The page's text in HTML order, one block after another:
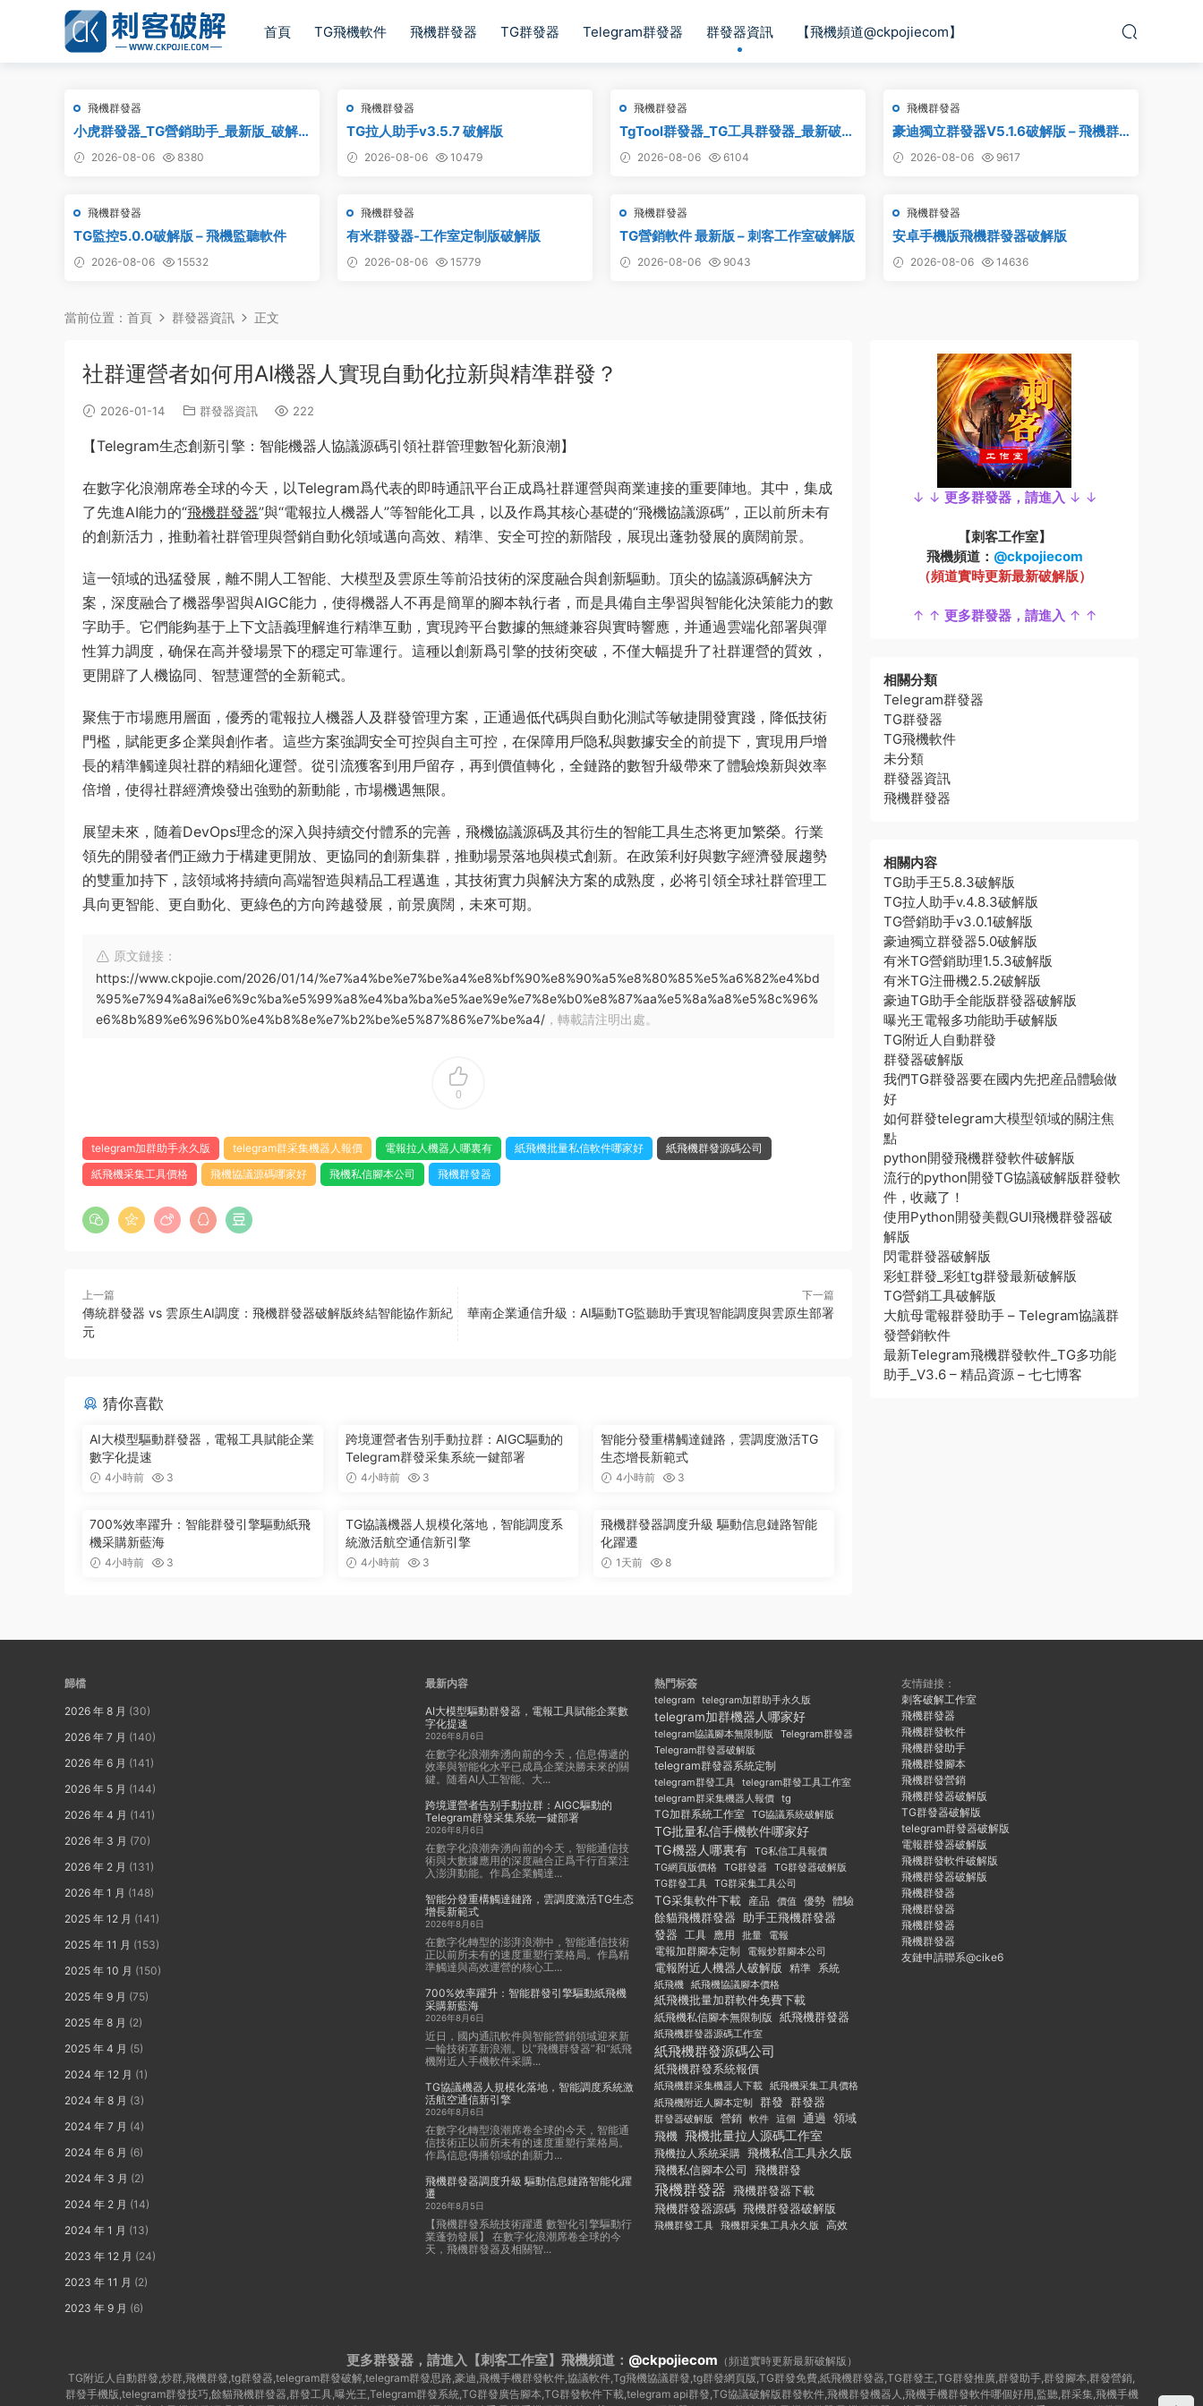
首頁 TG飛機軟件 飛機群發器 TG群發器 Telegram群發器 群發器資訊 【飛機頻道@ckpojiecom】
飛機群發器
小虎群發器_TG營銷助手_最新版_破解
版_永久版
2026-08-06 8380
飛機群發器
TG拉人助手v3.5.7 破解版
2026-08-06 10479
飛機群發器
TgTool群發器_TG工具群發器_最新破解
版
2026-08-06 6104
飛機群發器
豪迪獨立群發器V5.1.6破解版 – 飛機群
發器,TG群發器,群發器破解版,群發軟件,
群發工具,群發協議,Telegram群發器,電
2026-08-06 9617
飛機群發器
TG監控5.0.0破解版 – 飛機監聽軟件
2026-08-06 15532
飛機群發器
有米群發器-工作室定制版破解版
2026-08-06 15779
飛機群發器
TG營銷軟件 最新版 – 刺客工作室破解版
2026-08-06 9043
飛機群發器
安卓手機版飛機群發器破解版
2026-08-06 14636
當前位置： 首頁 群發器資訊 正文
社群運營者如何用AI機器人實現自動化拉新與精準群發？
2026-01-14 群發器資訊 222
【Telegram生态創新引擎：智能機器人協議源碼引領社群管理數智化新浪潮】
在數字化浪潮席卷全球的今天，以Telegram爲代表的即時通訊平台正成爲社群運營與商業連接的重要陣地。其中，集成
了先進AI能力的“飛機群發器”與“電報拉人機器人”等智能化工具，以及作爲其核心基礎的“飛機協議源碼”，正以前所未有
的創新活力，推動着社群管理與營銷自動化領域邁向高效、精準、安全可控的新階段，展現出蓬勃發展的廣闊前景。
這一領域的迅猛發展，離不開人工智能、大模型及雲原生等前沿技術的深度融合與創新驅動。頂尖的協議源碼解決方
案，深度融合了機器學習與AIGC能力，使得機器人不再是簡單的腳本執行者，而是具備自主學習與智能化決策能力的數
字助手。它們能夠基于上下文語義理解進行精準互動，實現跨平台數據的無縫兼容與實時響應，并通過雲端化部署與彈
性算力調度，确保在高并發場景下的穩定可靠運行。這種以創新爲引擎的技術突破，不僅大幅提升了社群運營的質效，
更開辟了人機協同、智慧運營的全新範式。
聚焦于市場應用層面，優秀的電報拉人機器人及群發管理方案，正通過低代碼與自動化測試等敏捷開發實踐，降低技術
門檻，賦能更多企業與創作者。這些方案強調安全可控與自主可控，在保障用戶隐私與數據安全的前提下，實現用戶增
長的精準觸達與社群的精細化運營。從引流獲客到用戶留存，再到價值轉化，全鏈路的數智升級帶來了體驗煥新與效率
倍增，使得社群經濟煥發出強勁的新動能，市場機遇無限。
展望未來，随着DevOps理念的深入與持續交付體系的完善，飛機協議源碼及其衍生的智能工具生态将更加繁榮。行業
領先的開發者們正緻力于構建更開放、更協同的創新集群，推動場景落地與模式創新。在政策利好與數字經濟發展趨勢
的雙重加持下，該領域将持續向高端智造與精品工程邁進，其技術實力與解決方案的成熟度，必将引領全球社群管理工
具向更智能、更自動化、更綠色的方向跨越發展，前景廣闊，未來可期。
原文鏈接：
https://www.ckpojie.com/2026/01/14/%e7%a4%be%e7%be%a4%e8%bf%90%e8%90%a5%e8%80%85%e5%a6%82%e4%bd
%95%e7%94%a8ai%e6%9c%ba%e5%99%a8%e4%ba%ba%e5%ae%9e%e7%8e%b0%e8%87%aa%e5%8a%a8%e5%8c%96%
e6%8b%89%e6%96%b0%e4%b8%8e%e7%b2%be%e5%87%86%e7%be%a4/ ，轉載請注明出處。
0
telegram加群助手永久版 telegram群采集機器人報價 電報拉人機器人哪裏有 紙飛機批量私信軟件哪家好
紙飛機群發源碼公司
紙飛機采集工具價格
飛機協議源碼哪家好 飛機私信腳本公司 飛機群發器
上一篇
傳統群發器 vs 雲原生AI調度：飛機群發器破解版終結智能協作新紀
元
下一篇
華南企業通信升級：AI驅動TG監聽助手實現智能調度與雲原生部署
猜你喜歡
AI大模型驅動群發器，電報工具賦能企業
數字化提速
4小時前 3
跨境運營者告别手動拉群：AIGC驅動的
Telegram群發采集系統一鍵部署
4小時前 3
智能分發重構觸達鏈路，雲調度激活TG
生态增長新範式
4小時前 3
700%效率躍升：智能群發引擎驅動紙飛
機采購新藍海
4小時前 3
TG協議機器人規模化落地，智能調度系
統激活航空通信新引擎
4小時前 3
飛機群發器調度升級 驅動信息鏈路智能
化躍遷
1天前 8
↓ ↓ 更多群發器，請進入 ↓ ↓
【刺客工作室】
飛機頻道： @ckpojiecom
（頻道實時更新最新破解版）
↑ ↑ 更多群發器，請進入 ↑ ↑
相關分類
Telegram群發器
TG群發器
TG飛機軟件
未分類
群發器資訊
飛機群發器
相關内容
TG助手王5.8.3破解版
TG拉人助手v.4.8.3破解版
TG營銷助手v3.0.1破解版
豪迪獨立群發器5.0破解版
有米TG營銷助理1.5.3破解版
有米TG注冊機2.5.2破解版
豪迪TG助手全能版群發器破解版
曝光王電報多功能助手破解版
TG附近人自動群發
群發器破解版
我們TG群發器要在國内先把産品體驗做
好
如何群發telegram大模型領域的關注焦
點
python開發飛機群發軟件破解版
流行的python開發TG協議破解版群發軟
件，收藏了！
使用Python開發美觀GUI飛機群發器破
解版
閃電群發器破解版
彩虹群發_彩虹tg群發最新破解版
TG營銷工具破解版
大航母電報群發助手 – Telegram協議群
發營銷軟件
最新Telegram飛機群發軟件_TG多功能
助手_V3.6 – 精品資源 – 七七博客
歸檔
2026 年 8 月 (30)
2026 年 7 月 (140)
2026 年 6 月 (141)
2026 年 5 月 (144)
2026 年 4 月 (141)
2026 年 3 月 (70)
2026 年 2 月 (131)
2026 年 1 月 (148)
2025 年 12 月 (141)
2025 年 11 月 (153)
2025 年 10 月 (150)
2025 年 9 月 (75)
2025 年 8 月 (2)
2025 年 4 月 (5)
2024 年 12 月 (1)
2024 年 8 月 (3)
2024 年 7 月 (4)
2024 年 6 月 (6)
2024 年 3 月 (2)
2024 年 2 月 (14)
2024 年 1 月 (13)
2023 年 12 月 (24)
2023 年 11 月 (2)
2023 年 9 月 (6)
最新内容
AI大模型驅動群發器，電報工具賦能企業數
字化提速
2026年8月6日
在數字化浪潮奔湧向前的今天，信息傳遞的
效率與智能化水平已成爲企業決勝未來的關
鍵。随着AI人工智能、大...
跨境運營者告别手動拉群：AIGC驅動的
Telegram群發采集系統一鍵部署
2026年8月6日
在數字化浪潮奔湧向前的今天，智能通信技
術與大數據應用的深度融合正爲千行百業注
入澎湃動能。作爲企業觸達...
智能分發重構觸達鏈路，雲調度激活TG生态
增長新範式
2026年8月6日
在數字化轉型的澎湃浪潮中，智能通信技術
正以前所未有的速度重塑行業格局。作爲精
準觸達與高效運營的核心工...
700%效率躍升：智能群發引擎驅動紙飛機
采購新藍海
2026年8月6日
近日，國内通訊軟件與智能營銷領域迎來新
一輪技術革新浪潮。以“飛機群發器”和“紙飛
機附近人手機軟件采購...
TG協議機器人規模化落地，智能調度系統激
活航空通信新引擎
2026年8月6日
在數字化轉型浪潮席卷全球的今天，智能通
信技術正以前所未有的速度重塑行業格局。
作爲信息傳播領域的創新力...
飛機群發器調度升級 驅動信息鏈路智能化躍
遷
2026年8月5日
【飛機群發系統技術躍遷 數智化引擎驅動行
業蓬勃發展】 在數字化浪潮席卷全球的今
天，飛機群發器及相關智...
熱門标簽
telegram telegram加群助手永久版
telegram加群機器人哪家好
telegram協議腳本無限制版
Telegram群發器
Telegram群發器破解版
telegram群發器系統定制
telegram群發工具 telegram群發工具工作室
telegram群采集機器人報價 tg
TG加群系統工作室 TG協議系統破解版
TG批量私信手機軟件哪家好
TG機器人哪裏有
TG私信工具報價
TG網頁版價格
TG群發器
TG群發器破解版
TG群發工具 TG群采集工具公司
TG采集軟件下載 産品 價值 優勢 體驗
餘貓飛機群發器 助手王飛機群發器
發器 工具 應用 批量 電報
電報加群腳本定制 電報炒群腳本公司
電報附近人機器人破解版 精準
系統
紙飛機
紙飛機協議腳本價格
紙飛機批量加群軟件免費下載
紙飛機私信腳本無限制版 紙飛機群發器
紙飛機群發器源碼工作室
紙飛機群發源碼公司
紙飛機群發系統報價
紙飛機群采集機器人下載 紙飛機采集工具價格
紙飛機附近人腳本定制
群發 群發器
群發器破解版 營銷 軟件 這個 通過 領域
飛機 飛機批量拉人源碼工作室
飛機拉人系統采購 飛機私信工具永久版
飛機私信腳本公司
飛機群發
飛機群發器 飛機群發器下載
飛機群發器源碼 飛機群發器破解版
飛機群發工具 飛機群采集工具永久版 高效
友情鏈接：
刺客破解工作室
飛機群發器
飛機群發軟件
飛機群發助手
飛機群發腳本
飛機群發營銷
飛機群發器破解版
TG群發器破解版
telegram群發器破解版
電報群發器破解版
飛機群發軟件破解版
飛機群發器破解版
飛機群發器
飛機群發器
飛機群發器
飛機群發器
友鏈申請聯系@cike6
更多群發器，請進入【刺客工作室】 飛機頻道： @ckpojiecom （頻道實時更新最新破解版）
TG附近人自動群發,炒群,飛機群發,tg群發器,telegram群發破解,telegram群發思路,豪迪,飛機手機群發軟件,協議軟件,Tg飛機協議群發,tg群發網頁版,TG群發免費,紙飛機群發器,TG群發王,TG群發推廣,群發助手,群發腳本,群發營銷,
群發手機版,telegram群發技巧,餘貓飛機群發器,群發工具,曝光王,Telegram群發系統,TG群發廣告腳本,TG群發軟件下載,telegram api群發,TG協議破解版群發軟件,飛機群發機器人,飛機手機群發軟件哪個好用,監聽,群采集,飛機手機